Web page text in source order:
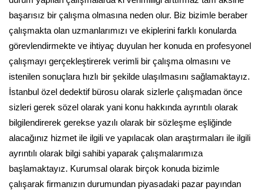
başarısız bir çalışma olmasına neden olur. Biz bizimle beraber
çalışmakta olan uzmanlarımızı ve ekiplerini farklı konularda
görevlendirmekte ve ihtiyaç duyulan her konuda en profesyonel
çalışmayı gerçekleştirerek verimli bir çalışma olmasını ve
istenilen sonuçlara hızlı bir şekilde ulaşılmasını sağlamaktayız.
İstanbul özel dedektif bürosu olarak sizlerle çalışmadan önce
sizleri gerek sözel olarak yani konu hakkında ayrıntılı olarak
bilgilendirerek gerekse yazılı olarak bir sözleşme eşliğinde
alacağınız hizmet ile ilgili ve yapılacak olan araştırmaları ile ilgili
ayrıntılı olarak bilgi sahibi yaparak çalışmalarımıza
başlamaktayız. Kurumsal olarak birçok konuda bizimle
çalışarak firmanızın durumundan piyasadaki pazar payından